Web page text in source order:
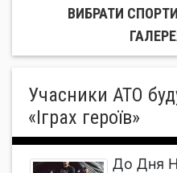
ВИБРАТИ
Учасники АТО
«Іграх героїв»
До Дня